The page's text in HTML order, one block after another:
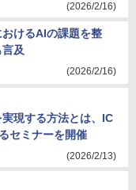
(2026/2/16)
けるAIの課題を整
及
(2026/2/16)
現する方法とは、IC
セミナーを開催
(2026/2/13)